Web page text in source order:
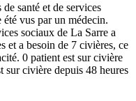
santé et de services
été vus par un médecin.
sociaux de La Sarre a
et a besoin de 7 civières, ce
0 patient est sur civière
sur civière depuis 48 heures